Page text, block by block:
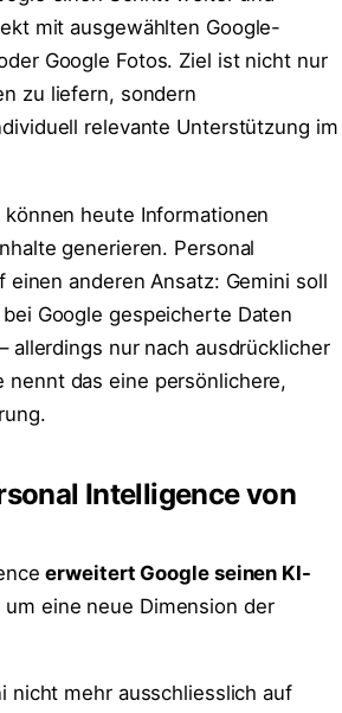
mit ausgewählten Google-
Google Fotos. Ziel ist nicht nur
zu liefern, sondern
relevante Unterstützung im
heute Informationen
generieren. Personal
einen anderen Ansatz: Gemini soll
Google gespeicherte Daten
allerdings nur nach ausdrücklicher
nennt das eine persönlichere,
Intelligence von
erweitert Google seinen KI-
um eine neue Dimension der
nicht mehr ausschliesslich auf